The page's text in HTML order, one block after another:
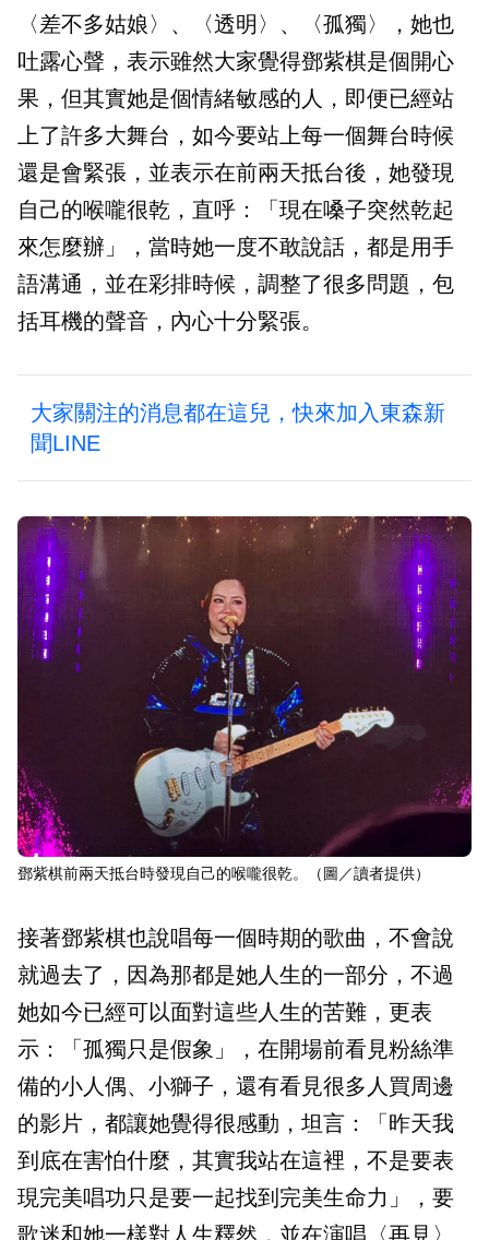
〈差不多姑娘〉、〈透明〉、〈孤獨〉，她也
吐露心聲，表示雖然大家覺得鄧紫棋是個開心
果，但其實她是個情緒敏感的人，即便已經站
上了許多大舞台，如今要站上每一個舞台時候
還是會緊張，並表示在前兩天抵台後，她發現
自己的喉嚨很乾，直呼：「現在嗓子突然乾起
來怎麼辦」，當時她一度不敢說話，都是用手
語溝通，並在彩排時候，調整了很多問題，包
括耳機的聲音，內心十分緊張。
大家關注的消息都在這兒，快來加入東森新
聞LINE
鄧紫棋前兩天抵台時發現自己的喉嚨很乾。（圖／讀者提供）
接著鄧紫棋也說唱每一個時期的歌曲，不會說
就過去了，因為那都是她人生的一部分，不過
她如今已經可以面對這些人生的苦難，更表
示：「孤獨只是假象」，在開場前看見粉絲準
備的小人偶、小獅子，還有看見很多人買周邊
的影片，都讓她覺得很感動，坦言：「昨天我
到底在害怕什麼，其實我站在這裡，不是要表
現完美唱功只是要一起找到完美生命力」，要
歌迷和她一樣對人生釋然，並在演唱〈再見〉